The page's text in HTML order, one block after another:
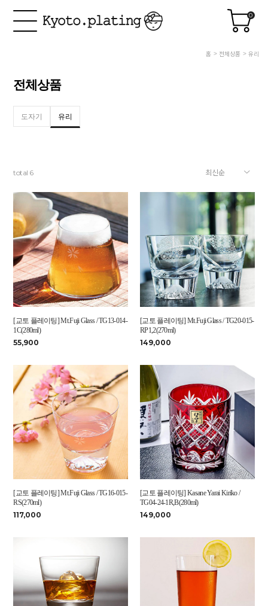
0
홈 전체상품 유리
전체상품
도자기 유리
total 6
[교토 플레이팅] Mt.Fuji Glass / TG13-014-
1C(280ml)
55,900
[교토 플레이팅] Mt.Fuji Glass / TG20-015-
RP1,2(270ml)
149,000
[교토 플레이팅] Mt.Fuji Glass / TG16-015-
RS(270ml)
117,000
[교토 플레이팅] Kasane Yarai Kiriko /
TG04-24-1R,B(280ml)
149,000